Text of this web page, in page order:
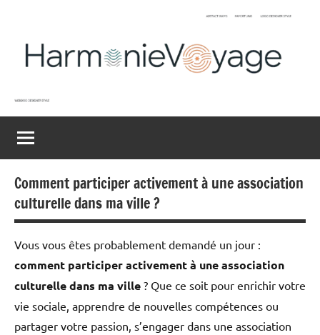
Harmonievoyage
du
monde
Comment participer activement à une association
culturelle dans ma ville ?
Vous vous êtes probablement demandé un jour :
comment participer activement à une association
culturelle dans ma ville ? Que ce soit pour enrichir votre
vie sociale, apprendre de nouvelles compétences ou
partager votre passion, s’engager dans une association